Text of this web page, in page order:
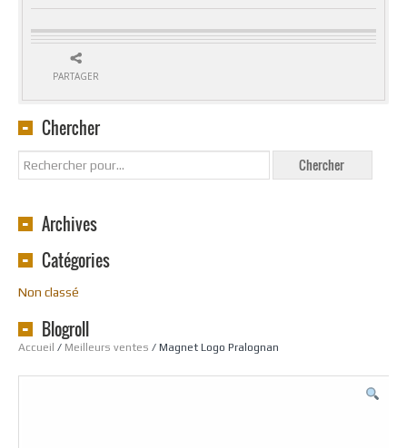
Accueil / Meilleurs ventes / Magnet Logo Pralognan
PARTAGER
Chercher
Archives
Catégories
Non classé
Blogroll